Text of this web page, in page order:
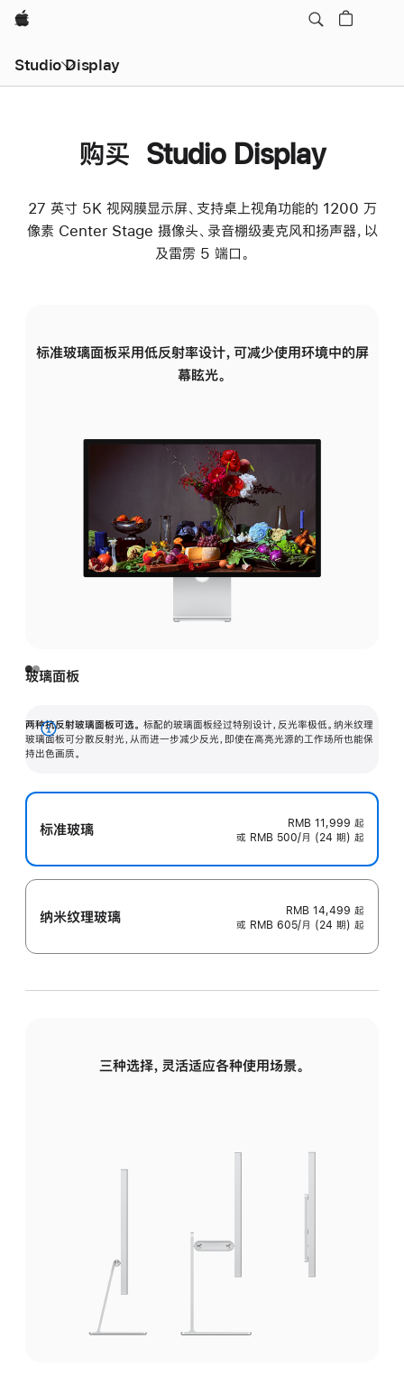
Apple
Studio Display
购买 Studio Display
27 英寸 5K 视网膜显示屏、支持桌上视角功能的 1200 万
像素 Center Stage 摄像头、录音棚级麦克风和扬声器，以
及雷雳 5 端口。
标准玻璃面板采用低反射率设计，可减少使用环境中的屏
幕眩光。
玻璃面板
两种抗反射玻璃面板可选。 标配的玻璃面板经过特别设计，反光率极低。纳米纹理
玻璃面板可分散反射光，从而进一步减少反光，即使在高亮光源的工作场所也能保
持出色画质。
展
开
标准玻璃 RMB 11,999 起
或 RMB 500/月 (24 期) 起
纳米纹理玻璃 RMB 14,499 起
或 RMB 605/月 (24 期) 起
三种选择，灵活适应各种使用场景。